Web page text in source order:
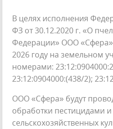
В целях исполнения
ФЗ от 30.12.2020 г. «О
Федерации» ООО
2026 году на земельном
номерами:
23:12:0904000:(438/2);
ООО «Сфера» будут
обработки пестицидами
сельскохозяйственных